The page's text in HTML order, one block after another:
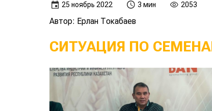
25 ноябрь 2022 3 мин 2053
Автор: Ерлан Токабаев
СИТУАЦИЯ ПО
культуры:
Как и где пройдет
нашествие
этом году?